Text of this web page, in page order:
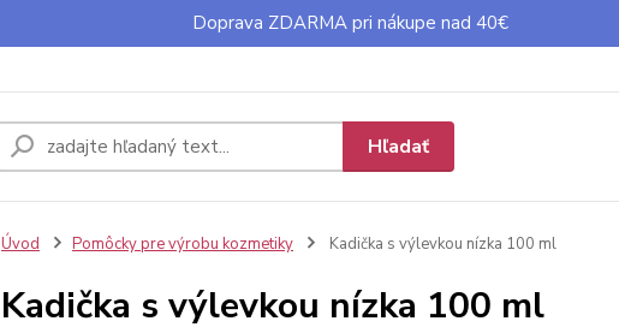
Doprava ZDARMA pri nákupe nad 40€
Hľadať
Úvod Pomôcky pre výrobu kozmetiky Kadička s výlevkou nízka 100 ml
Kadička s výlevkou nízka 100 ml